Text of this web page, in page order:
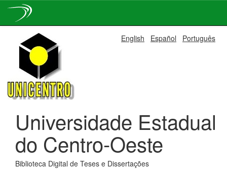
navigation
English Español Português
Universidade Estadual
do Centro-Oeste
Biblioteca Digital de Teses e Dissertações